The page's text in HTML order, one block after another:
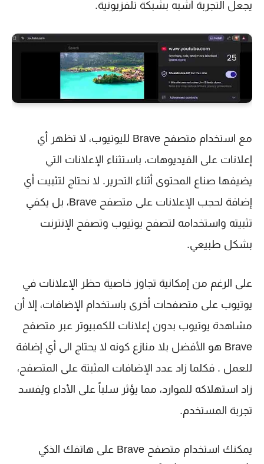
يجعل التجربة أشبه بشبكة تلفزيونية.
مع استخدام متصفح Brave لليوتيوب، لا تظهر أي
إعلانات على الفيديوهات، باستثناء الإعلانات التي
يضيفها صناع المحتوى أثناء التحرير. لا نحتاج لتثبيت أي
إضافة لحجب الإعلانات على متصفح Brave، بل يكفي
تثبيته واستخدامه لتصفح يوتيوب وتصفح الإنترنت
بشكل طبيعي.
على الرغم من إمكانية تجاوز خاصية حظر الإعلانات في
يوتيوب على متصفحات أخرى باستخدام الإضافات، إلا أن
مشاهدة يوتيوب بدون إعلانات للكمبيوتر عبر متصفح
Brave هو الأفضل بلا منازع كونه لا يحتاج الى أي إضافة
للعمل . فكلما زاد عدد الإضافات المثبتة على المتصفح،
زاد استهلاكه للموارد، مما يؤثر سلباً على الأداء ويُفسد
تجربة المستخدم.
يمكنك استخدام متصفح Brave على هاتفك الذكي